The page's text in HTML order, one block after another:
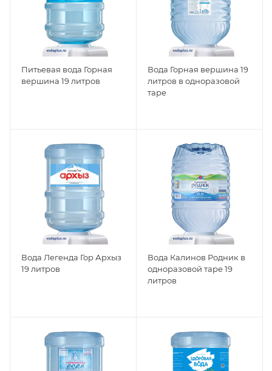
Питьевая вода Горная
вершина 19 литров
Вода Горная вершина 19
литров в одноразовой
таре
Вода Легенда Гор Архыз
19 литров
Вода Калинов Родник в
одноразовой таре 19
литров